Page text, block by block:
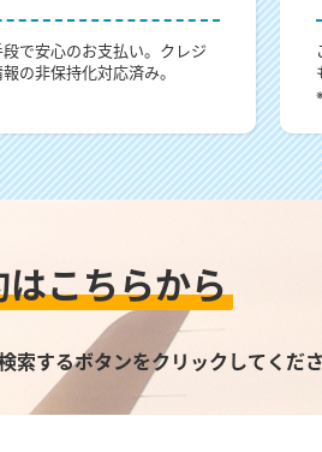
で安心のお支払い。クレジ
の非保持化対応済み。
はこちらから
索するボタンをクリックしてくだ